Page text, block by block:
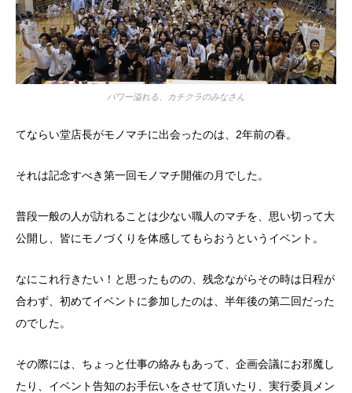
パワー溢れる、カチクラのみなさん
てならい堂店長がモノマチに出会ったのは、2年前の春。
それは記念すべき第一回モノマチ開催の月でした。
普段一般の人が訪れることは少ない職人のマチを、思い切って大
公開し、皆にモノづくりを体感してもらおうというイベント。
なにこれ行きたい！と思ったものの、残念ながらその時は日程が
合わず、初めてイベントに参加したのは、半年後の第二回だった
のでした。
その際には、ちょっと仕事の絡みもあって、企画会議にお邪魔し
たり、イベント告知のお手伝いをさせて頂いたり、実行委員メン